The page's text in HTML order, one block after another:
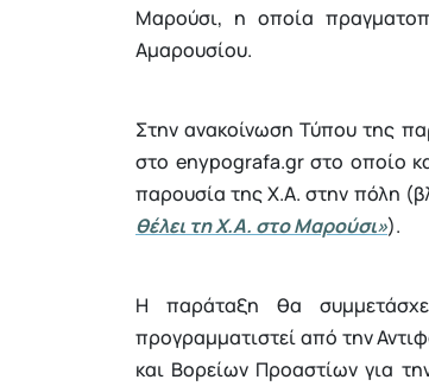
Μαρούσι, η οποία
Αμαρουσίου.
Στην ανακοίνωση Τύπου της
στο enypografa.gr στο οποίο
παρουσία της Χ.Α. στην πόλη
θέλει τη Χ.Α. στο Μαρούσι»).
Η παράταξη θα
προγραμματιστεί από την
και Βορείων Προαστίων για